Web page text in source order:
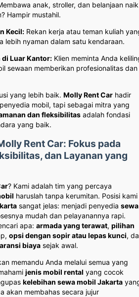
anak, stroller, dan belanjaan naik
Hampir mustahil.
Kecil: Rekan kerja atau teman kuliah
lebih nyaman dalam satu kendaraan.
Luar Kantor: Klien meminta Anda
sewaan memberikan profesionalitas dan
yang lebih baik. Molly Rent Car hadir
mobil, tapi sebagai mitra yang
dan fleksibilitas adalah fondasi
yang baik.
Rent Car: Fokus pada
dan Layanan yang
? Kami adalah tim yang percaya
haruslah tanpa kerumitan. Posisi kami
sangat jelas: menjadi penyedia sewa
mudah dan pelayanannya rapi.
apa: armada yang terawat, pilihan
opsi dengan sopir atau lepas kunci,
biaya sejak awal.
memandu Anda melalui semua yang
jenis mobil rental yang cocok
kelebihan sewa mobil Jakarta
akan membahas secara jujur